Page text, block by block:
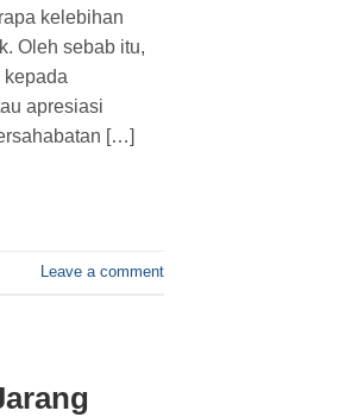
kelebihan
Oleh sebab itu,
kepada
apresiasi
[…]
Leave a comment